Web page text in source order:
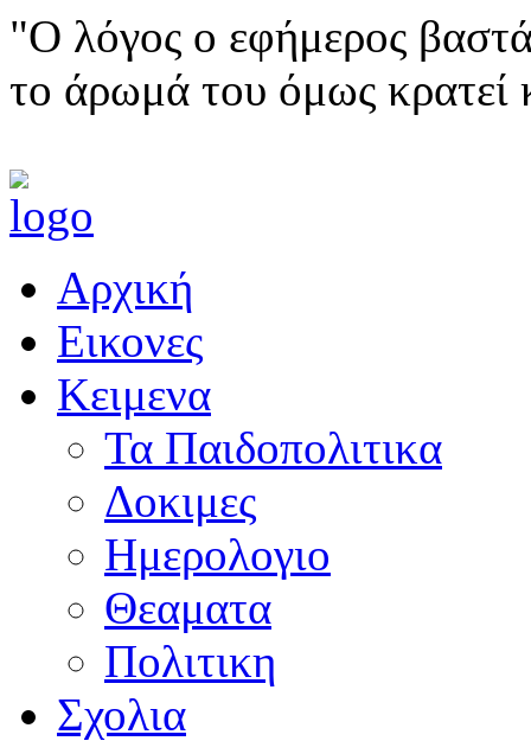
"Ο λόγος ο εφήμερος
το άρωμά του όμως κρατεί
Αρχική
Εικονες
Κειμενα
Τα Παιδοπολιτικα
Δοκιμες
Ημερολογιο
Θεαματα
Πολιτικη
Σχολια